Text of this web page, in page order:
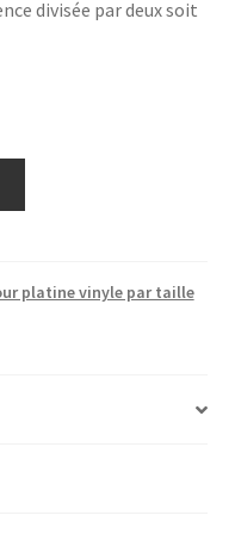
divisée par deux soit
platine vinyle par taille